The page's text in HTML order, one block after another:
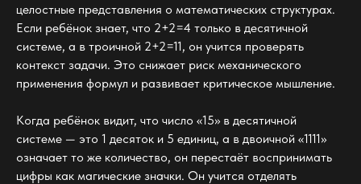
целостные представления о математических структурах.
Если ребёнок знает, что 2+2=4 только в десятичной
системе, а в троичной 2+2=11, он учится проверять
контекст задачи. Это снижает риск механического
применения формул и развивает критическое мышление.
Когда ребёнок видит, что число «15» в десятичной
системе — это 1 десяток и 5 единиц, а в двоичной «1111»
означает то же количество, он перестаёт воспринимать
цифры как магические значки. Он учится отделять